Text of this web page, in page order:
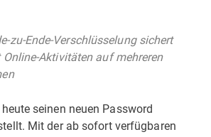
zu-Ende-Verschlüsselung sichert
Aktivitäten auf mehreren
seinen neuen Password
Mit der ab sofort verfügbaren